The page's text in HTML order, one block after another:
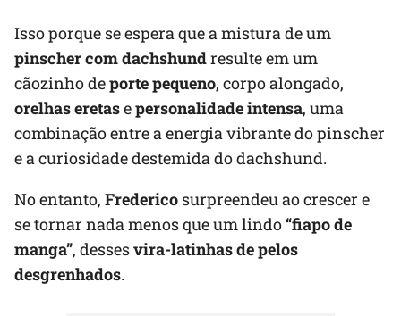
Isso porque se espera que a mistura de um
pinscher com dachshundresulte em um
cãozinho deporte pequeno, corpo alongado,
orelhas eretasepersonalidade intensa, uma
combinação entre a energia vibrante do pinscher
e a curiosidade destemida do dachshund.
No entanto, Frederico surpreendeu ao crescer e
se tornar nada menos que um lindo“fiapo de
manga”, dessesvira-latinhas de pelos
desgrenhados.